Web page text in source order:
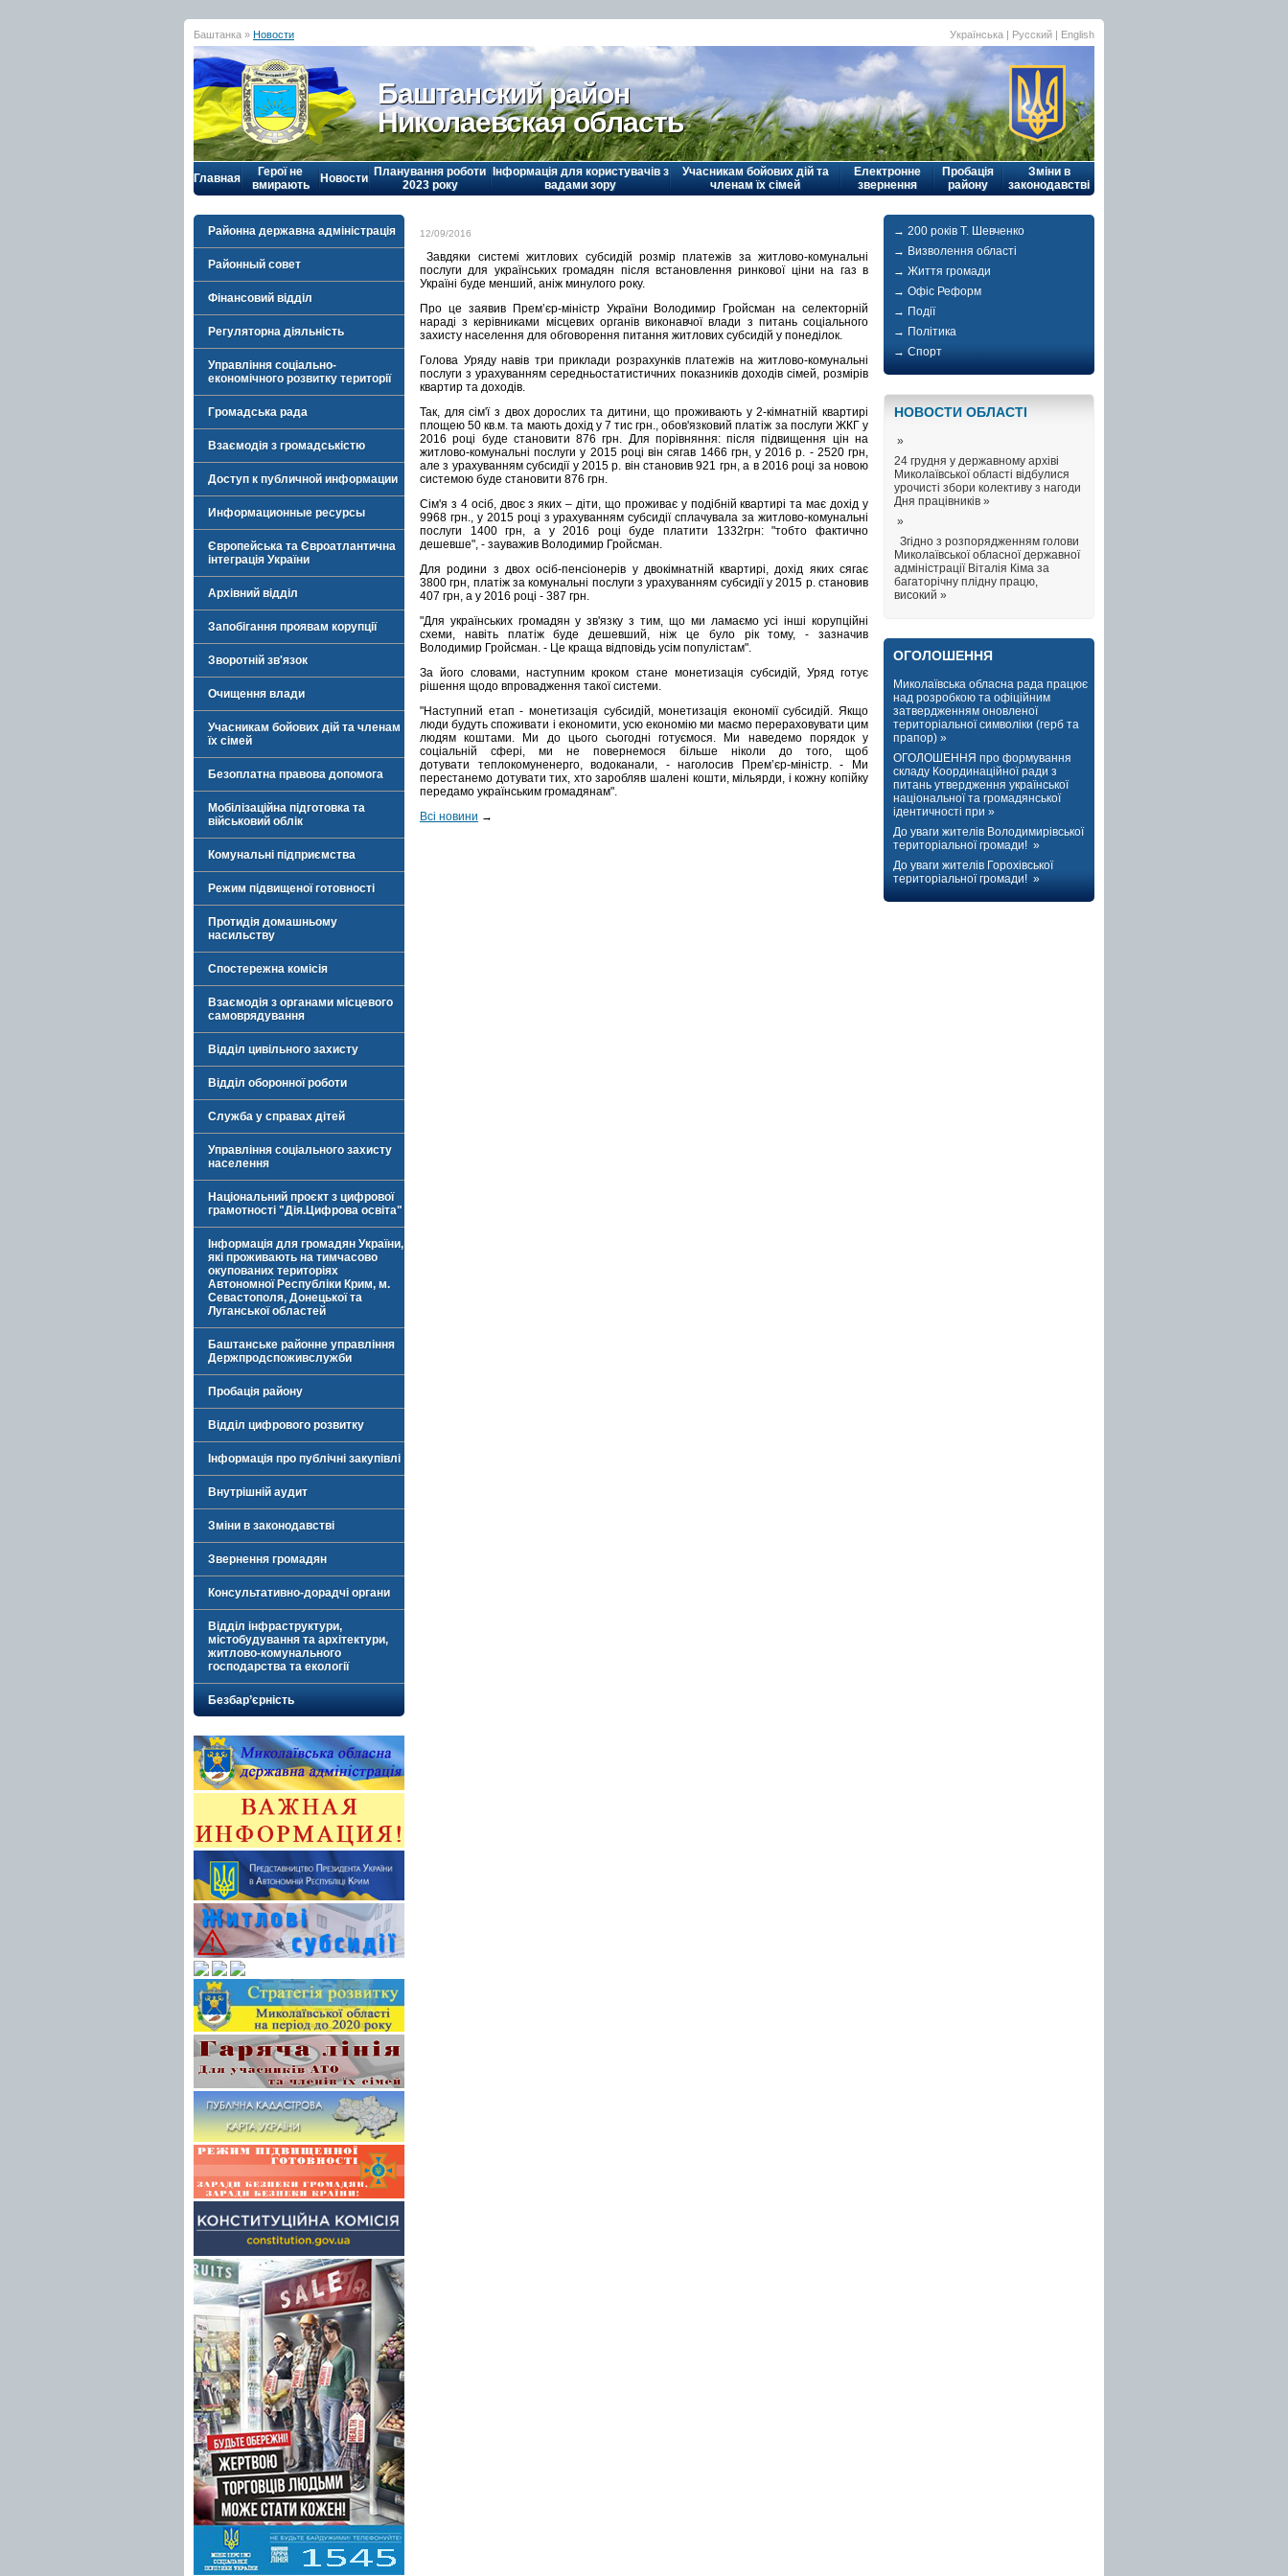
Баштанка » Новости Українська | Русский | English
Баштанский район
Николаевская область
Главная
Герої не
вмирають
Новости Планування роботи
2023 року
Інформація для користувачів з
вадами зору
Учасникам бойових дій та
членам їх сімей
Електронне
звернення
Пробація
району
Зміни в
законодавстві
Районна державна адміністрація
Районный совет
Фінансовий відділ
Регуляторна діяльність
Управління соціально-
економічного розвитку території
Громадська рада
Взаємодія з громадськістю
Доступ к публичной информации
Информационные ресурсы
Європейська та Євроатлантична
інтеграція України
Архівний відділ
Запобігання проявам корупції
Зворотній зв'язок
Очищення влади
Учасникам бойових дій та членам
їх сімей
Безоплатна правова допомога
Мобілізаційна підготовка та
військовий облік
Комунальні підприємства
Режим підвищеної готовності
Протидія домашньому
насильству
Спостережна комісія
Взаємодія з органами місцевого
самоврядування
Відділ цивільного захисту
Відділ оборонної роботи
Служба у справах дітей
Управління соціального захисту
населення
Національний проєкт з цифрової
грамотності "Дія.Цифрова освіта"
Інформація для громадян України,
які проживають на тимчасово
окупованих територіях
Автономної Республіки Крим, м.
Севастополя, Донецької та
Луганської областей
Баштанське районне управління
Держпродспоживслужби
Пробація району
Відділ цифрового розвитку
Інформація про публічні закупівлі
Внутрішній аудит
Зміни в законодавстві
Звернення громадян
Консультативно-дорадчі органи
Відділ інфраструктури,
містобудування та архітектури,
житлово-комунального
господарства та екології
Безбар’єрність
12/09/2016
Завдяки системі житлових субсидій розмір платежів за житлово-комунальні
послуги для українських громадян після встановлення ринкової ціни на газ в
Україні буде менший, аніж минулого року.
Про це заявив Прем’єр-міністр України Володимир Гройсман на селекторній
нараді з керівниками місцевих органів виконавчої влади з питань соціального
захисту населення для обговорення питання житлових субсидій у понеділок.
Голова Уряду навів три приклади розрахунків платежів на житлово-комунальні
послуги з урахуванням середньостатистичних показників доходів сімей, розмірів
квартир та доходів.
Так, для сім'ї з двох дорослих та дитини, що проживають у 2-кімнатній квартирі
площею 50 кв.м. та мають дохід у 7 тис грн., обов'язковий платіж за послуги ЖКГ у
2016 році буде становити 876 грн. Для порівняння: після підвищення цін на
житлово-комунальні послуги у 2015 році він сягав 1466 грн, у 2016 р. - 2520 грн,
але з урахуванням субсидії у 2015 р. він становив 921 грн, а в 2016 році за новою
системою буде становити 876 грн.
Сім'я з 4 осіб, двоє з яких – діти, що проживає у подібній квартирі та має дохід у
9968 грн., у 2015 році з урахуванням субсидії сплачувала за житлово-комунальні
послуги 1400 грн, а у 2016 році буде платити 1332грн: "тобто фактично
дешевше", - зауважив Володимир Гройсман.
Для родини з двох осіб-пенсіонерів у двокімнатній квартирі, дохід яких сягає
3800 грн, платіж за комунальні послуги з урахуванням субсидії у 2015 р. становив
407 грн, а у 2016 році - 387 грн.
"Для українських громадян у зв'язку з тим, що ми ламаємо усі інші корупційні
схеми, навіть платіж буде дешевший, ніж це було рік тому, - зазначив
Володимир Гройсман. - Це краща відповідь усім популістам".
За його словами, наступним кроком стане монетизація субсидій, Уряд готує
рішення щодо впровадження такої системи.
"Наступний етап - монетизація субсидій, монетизація економії субсидій. Якщо
люди будуть споживати і економити, усю економію ми маємо перераховувати цим
людям коштами. Ми до цього сьогодні готуємося. Ми наведемо порядок у
соціальній сфері, ми не повернемося більше ніколи до того, щоб
дотувати теплокомуненерго, водоканали, - наголосив Прем’єр-міністр. - Ми
перестанемо дотувати тих, хто заробляв шалені кошти, мільярди, і кожну копійку
передамо українським громадянам".
Всі новини →
→ 200 років Т. Шевченко
→ Визволення області
→ Життя громади
→ Офіс Реформ
→ Події
→ Політика
→ Спорт
НОВОСТИ ОБЛАСТI
»
24 грудня у державному архіві
Миколаївської області відбулися
урочисті збори колективу з нагоди
Дня працівників »
»
Згідно з розпорядженням голови
Миколаївської обласної державної
адміністрації Віталія Кіма за
багаторічну плідну працю,
високий »
ОГОЛОШЕННЯ
Миколаївська обласна рада працює
над розробкою та офіційним
затвердженням оновленої
територіальної символіки (герб та
прапор) »
ОГОЛОШЕННЯ про формування
складу Координаційної ради з
питань утвердження української
національної та громадянської
ідентичності при »
До уваги жителів Володимирівської
територіальної громади! »
До уваги жителів Горохівської
територіальної громади! »